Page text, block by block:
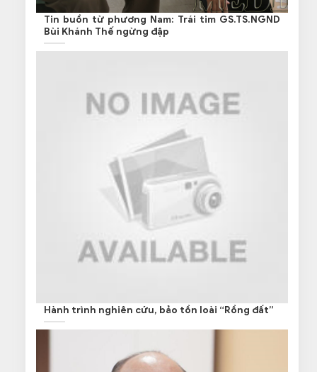
Tin buồn từ phương Nam: Trái tim GS.TS.NGND
Bùi Khánh Thế ngừng đập
Hành trình nghiên cứu, bảo tồn loài “Rồng đất”